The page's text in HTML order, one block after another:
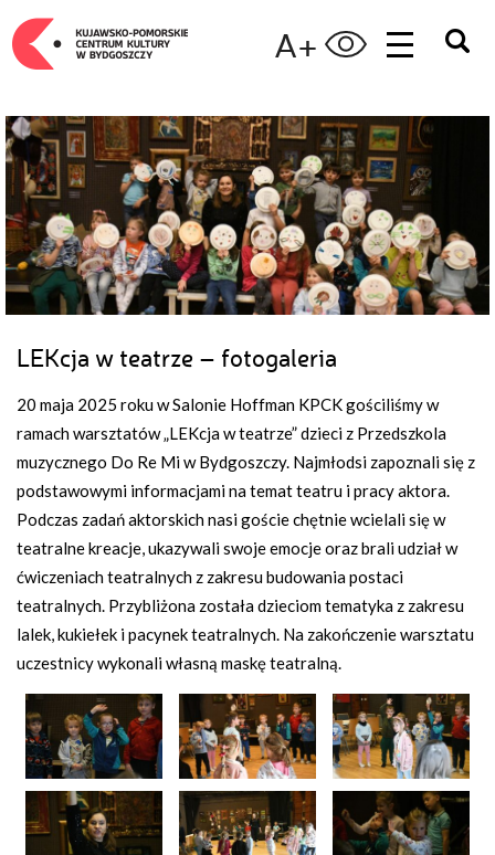
A+
LEKcja w teatrze – fotogaleria
20 maja 2025 roku w Salonie Hoffman KPCK gościliśmy w
ramach warsztatów „LEKcja w teatrze” dzieci z Przedszkola
muzycznego Do Re Mi w Bydgoszczy. Najmłodsi zapoznali się z
podstawowymi informacjami na temat teatru i pracy aktora.
Podczas zadań aktorskich nasi goście chętnie wcielali się w
teatralne kreacje, ukazywali swoje emocje oraz brali udział w
ćwiczeniach teatralnych z zakresu budowania postaci
teatralnych. Przybliżona została dzieciom tematyka z zakresu
lalek, kukiełek i pacynek teatralnych. Na zakończenie warsztatu
uczestnicy wykonali własną maskę teatralną.